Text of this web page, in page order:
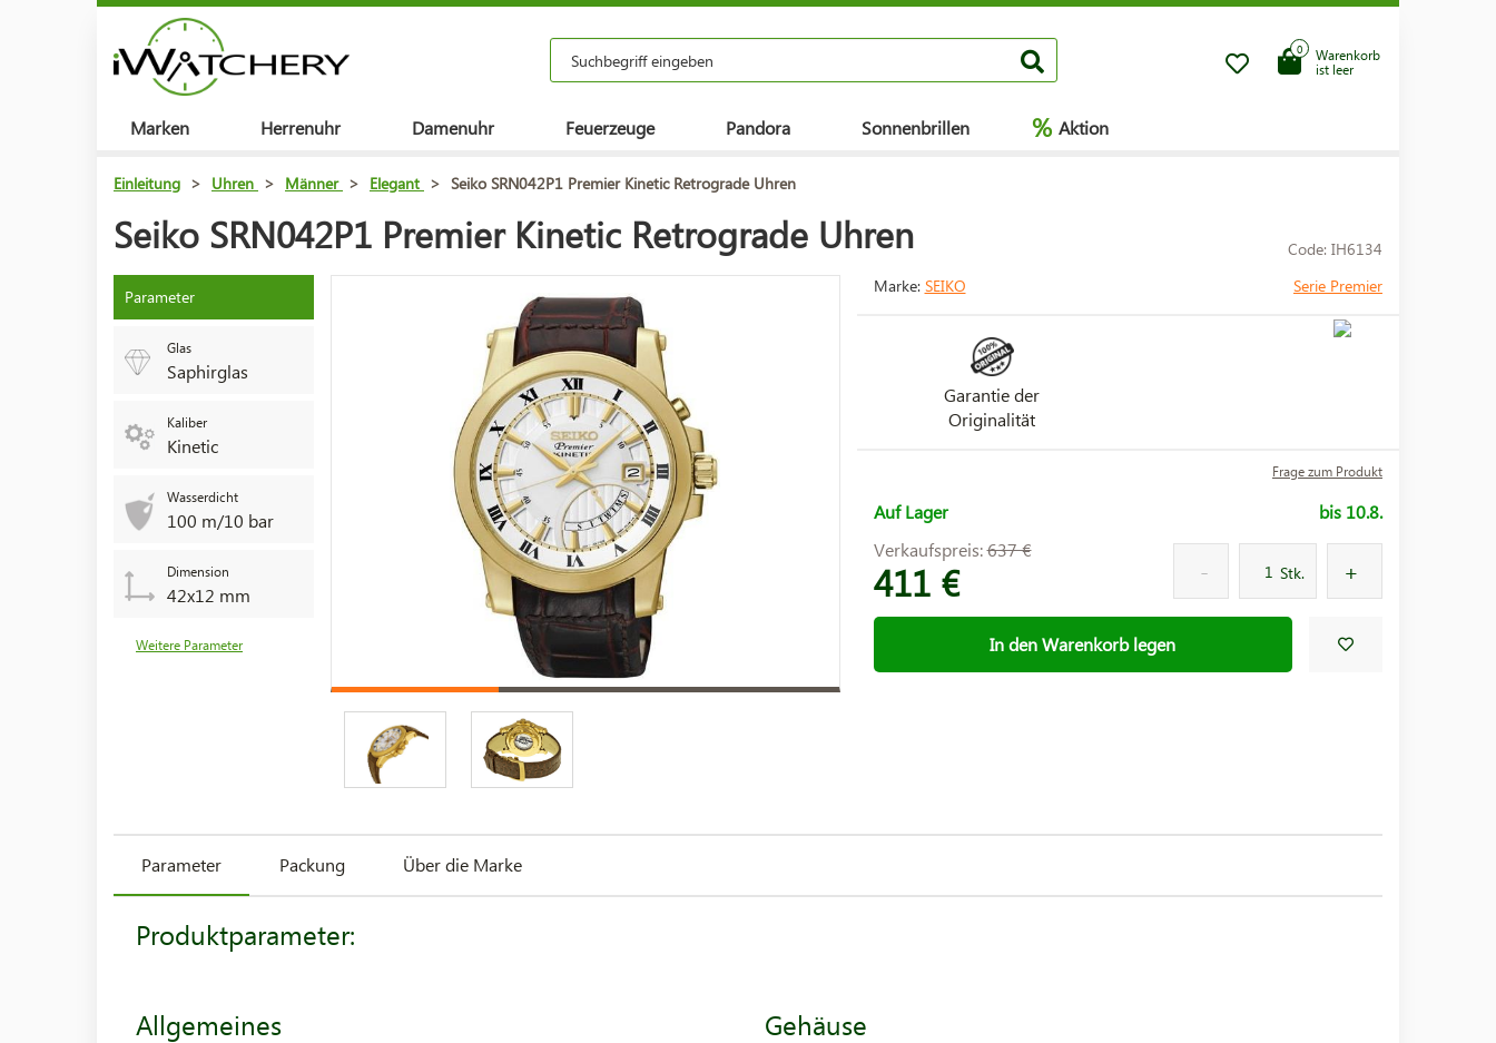
Warenkorb
ist leer
0
Marken Herrenuhr Damenuhr Feuerzeuge Pandora Sonnenbrillen % Aktion
Einleitung > Uhren > Männer > Elegant > Seiko SRN042P1 Premier Kinetic Retrograde Uhren
Seiko SRN042P1 Premier Kinetic Retrograde Uhren Code: IH6134
Parameter
Glas
Saphirglas
Kaliber
Kinetic
Wasserdicht
100 m/10 bar
Dimension
42x12 mm
Weitere Parameter
Marke: SEIKO Serie Premier
Garantie der
Originalität
Frage zum Produkt
Auf Lager
bis 10.8.
Verkaufspreis:637 €
411 € Stk.
In den Warenkorb legen
Parameter Packung Über die Marke
Produktparameter:
Allgemeines Gehäuse